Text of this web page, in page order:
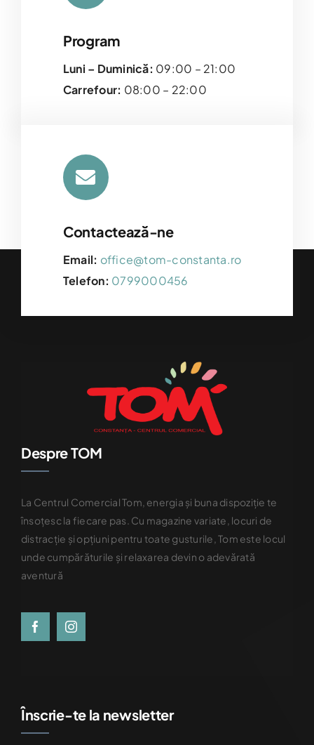
Program
Luni – Duminică: 09:00 – 21:00
Carrefour: 08:00 – 22:00
Contactează-ne
Email: office@tom-constanta.ro
Telefon: 0799000456
Despre TOM
La Centrul Comercial Tom, energia și buna dispoziție te
însoțesc la fiecare pas. Cu magazine variate, locuri de
distracție și opțiuni pentru toate gusturile, Tom este locul
unde cumpărăturile și relaxarea devin o adevărată
aventură
Înscrie-te la newsletter